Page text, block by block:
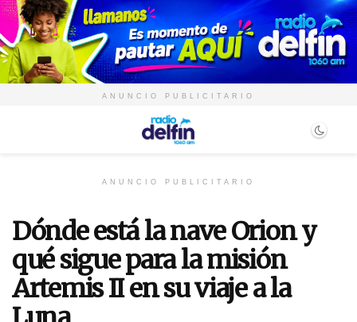
ANUNCIO PUBLICITARIO
ANUNCIO PUBLICITARIO
Dónde está la nave Orion y
qué sigue para la misión
Artemis II en su viaje a la